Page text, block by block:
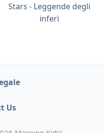
Stars - Leggende degli
inferi
Us